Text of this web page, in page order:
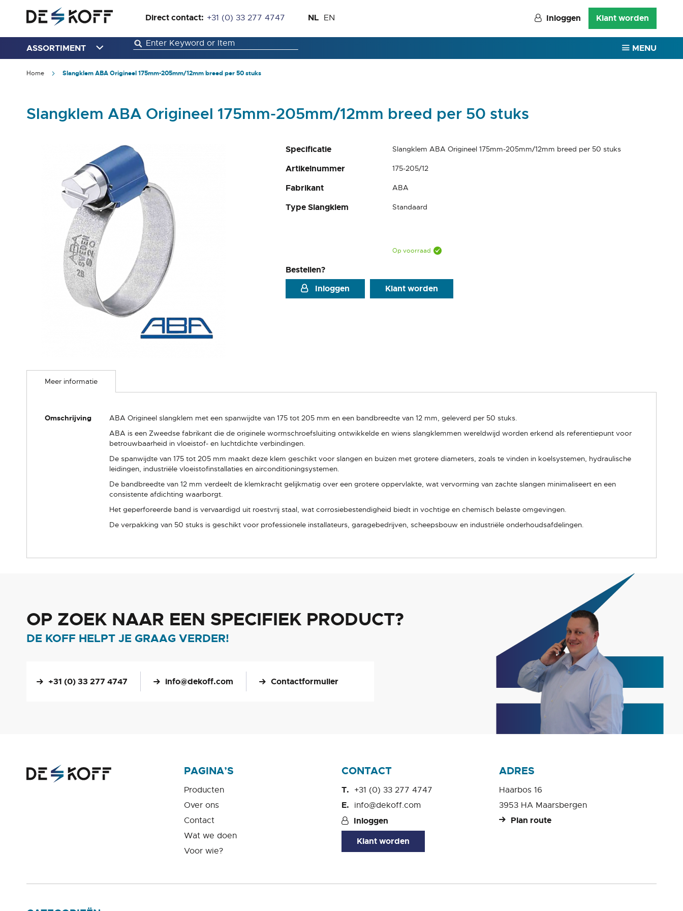
Direct contact: +31 (0) 33 277 4747
de
inhoud
Taal
NL EN Inloggen Klant worden
ASSORTIMENT MENU
Home Slangklem ABA Origineel 175mm-205mm/12mm breed per 50 stuks
Slangklem ABA Origineel 175mm-205mm/12mm breed per 50 stuks
Specificatie Slangklem ABA Origineel 175mm-205mm/12mm breed per 50 stuks
Artikelnummer 175-205/12
Fabrikant ABA
Type Slangklem Standaard
Op voorraad
Bestellen?
Inloggen
Klant worden
afbeeldingen-
naar
afbeeldingen-
Meer informatie
Meer
informatie
Omschrijving
ABA Origineel slangklem met een spanwijdte van 175 tot 205 mm en een bandbreedte van 12 mm, geleverd per 50 stuks.
ABA is een Zweedse fabrikant die de originele wormschroefsluiting ontwikkelde en wiens slangklemmen wereldwijd worden erkend als referentiepunt voor
betrouwbaarheid in vloeistof- en luchtdichte verbindingen.
De spanwijdte van 175 tot 205 mm maakt deze klem geschikt voor slangen en buizen met grotere diameters, zoals te vinden in koelsystemen, hydraulische
leidingen, industriële vloeistofinstallaties en airconditioningsystemen.
De bandbreedte van 12 mm verdeelt de klemkracht gelijkmatig over een grotere oppervlakte, wat vervorming van zachte slangen minimaliseert en een
consistente afdichting waarborgt.
Het geperforeerde band is vervaardigd uit roestvrij staal, wat corrosiebestendigheid biedt in vochtige en chemisch belaste omgevingen.
De verpakking van 50 stuks is geschikt voor professionele installateurs, garagebedrijven, scheepsbouw en industriële onderhoudsafdelingen.
OP ZOEK NAAR EEN SPECIFIEK PRODUCT?
DE KOFF HELPT JE GRAAG VERDER!
+31 (0) 33 277 4747 info@dekoff.com Contactformulier
PAGINA’S
Producten
Over ons
Contact
Wat we doen
Voor wie?
CONTACT
+31 (0) 33 277 4747
info@dekoff.com
Inloggen
Klant worden
ADRES
Haarbos 16
3953 HA Maarsbergen
Plan route